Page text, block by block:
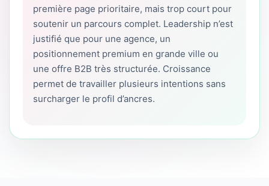
première page prioritaire, mais trop court pour
soutenir un parcours complet. Leadership n’est
justifié que pour une agence, un
positionnement premium en grande ville ou
une offre B2B très structurée. Croissance
permet de travailler plusieurs intentions sans
surcharger le profil d’ancres.